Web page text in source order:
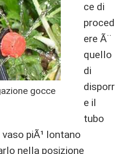
gocce
ce di
proced
ere Ã¨
quello
di
disporr
e il
tubo
piÃ¹ lontano
nella posizione